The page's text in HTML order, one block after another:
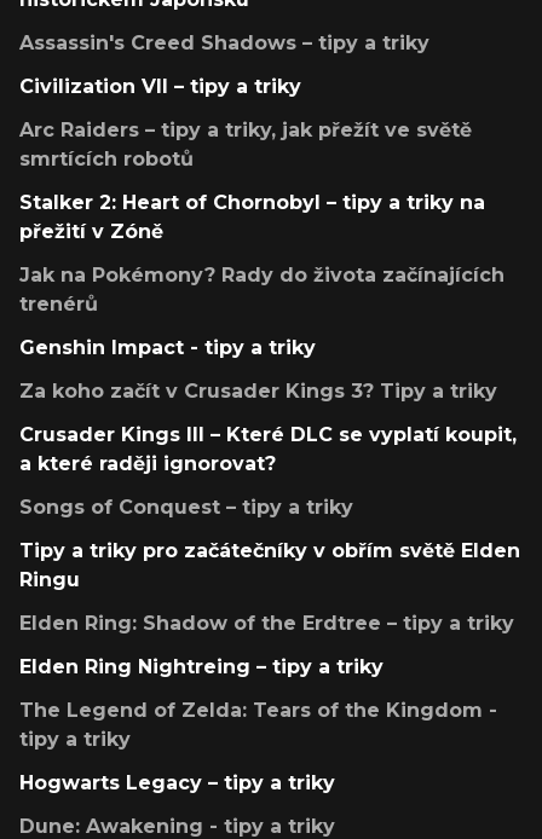
Assassin's Creed Shadows – tipy a triky
Civilization VII – tipy a triky
Arc Raiders – tipy a triky, jak přežít ve světě
smrtících robotů
Stalker 2: Heart of Chornobyl – tipy a triky na
přežití v Zóně
Jak na Pokémony? Rady do života začínajících
trenérů
Genshin Impact - tipy a triky
Za koho začít v Crusader Kings 3? Tipy a triky
Crusader Kings III – Které DLC se vyplatí koupit,
a které raději ignorovat?
Songs of Conquest – tipy a triky
Tipy a triky pro začátečníky v obřím světě Elden
Ringu
Elden Ring: Shadow of the Erdtree – tipy a triky
Elden Ring Nightreing – tipy a triky
The Legend of Zelda: Tears of the Kingdom -
tipy a triky
Hogwarts Legacy – tipy a triky
Dune: Awakening - tipy a triky